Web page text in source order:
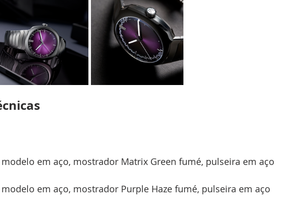
modelo em aço, mostrador Matrix Green fumé, pulseira em aço
modelo em aço, mostrador Purple Haze fumé, pulseira em aço